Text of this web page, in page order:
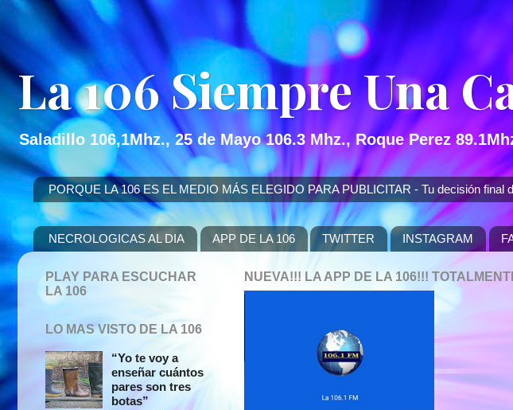
La 106 Siempre Una
Saladillo 106,1Mhz., 25 de Mayo 106.3 Mhz., Roque Perez
PORQUE LA 106 ES EL MEDIO MÁS ELEGIDO PARA PUBLICITAR - Tu decisión final
NECROLOGICAS AL DIA APP DE LA 106 TWITTER INSTAGRAM
NUEVA!!! LA APP DE LA 106!!!
PLAY PARA ESCUCHAR
LA 106
LO MAS VISTO DE LA 106
“Yo te voy a
enseñar cuántos
pares son tres
botas”